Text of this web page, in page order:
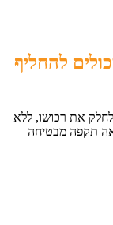
להחליף
את רכושו, ללא
תקפה מבטיחה